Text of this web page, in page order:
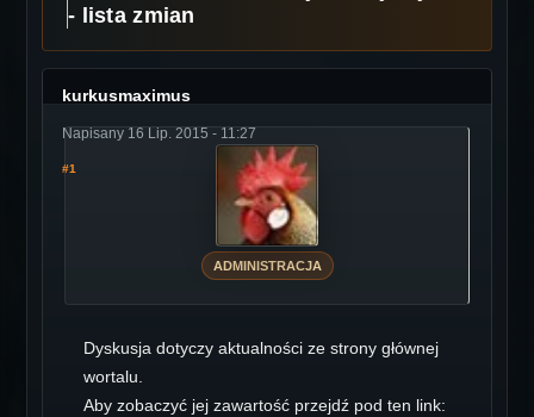
- lista zmian
kurkusmaximus
Napisany 16 Lip. 2015 - 11:27
#1
ADMINISTRACJA
Dyskusja dotyczy aktualności ze strony głównej
wortalu.
Aby zobaczyć jej zawartość przejdź pod ten link: